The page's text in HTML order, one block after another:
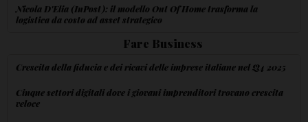
Nicola D'Elia (InPost): il modello Out Of Home trasforma la
logistica da costo ad asset strategico
Fare Business
Crescita della fiducia e dei ricavi delle imprese italiane nel Q4 2025
Cinque settori digitali dove i giovani imprenditori trovano crescita
veloce